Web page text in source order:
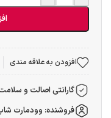
افزودن به علاقه مندی
گارانتی اصالت و
فروشنده: وودمارت